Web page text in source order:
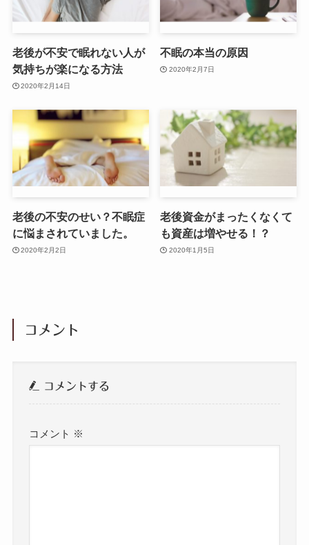
老後が不安で眠れない人が
気持ちが楽になる方法
2020年2月14日
不眠の本当の原因
2020年2月7日
老後の不安のせい？不眠症
に悩まされていました。
2020年2月2日
老後資金がまったくなくて
も資産は増やせる！？
2020年1月5日
コメント
コメントする
コメント ※